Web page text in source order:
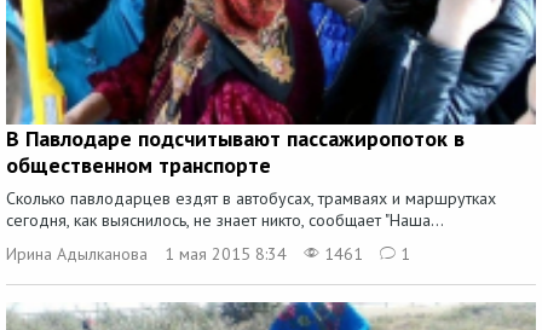
В Павлодаре подсчитывают пассажиропоток в
общественном транспорте
Сколько павлодарцев ездят в автобусах, трамваях и маршрутках
сегодня, как выяснилось, не знает никто, сообщает "Наша...
Ирина Адылканова
1 мая 2015 8:34 1461 1